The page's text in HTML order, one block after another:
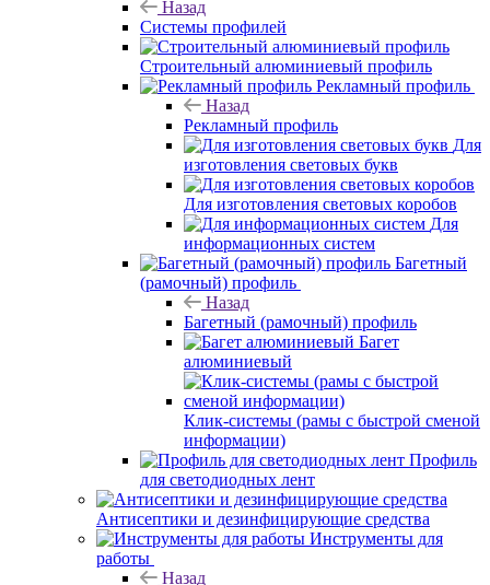
Назад
Системы профилей
Строительный алюминиевый профиль
Рекламный профиль
Назад
Рекламный профиль
Для
изготовления световых букв
Для изготовления световых коробов
Для
информационных систем
Багетный
(рамочный) профиль
Назад
Багетный (рамочный) профиль
Багет
алюминиевый
Клик-системы (рамы с быстрой сменой
информации)
Профиль
для светодиодных лент
Антисептики и дезинфицирующие средства
Инструменты для
работы
Назад